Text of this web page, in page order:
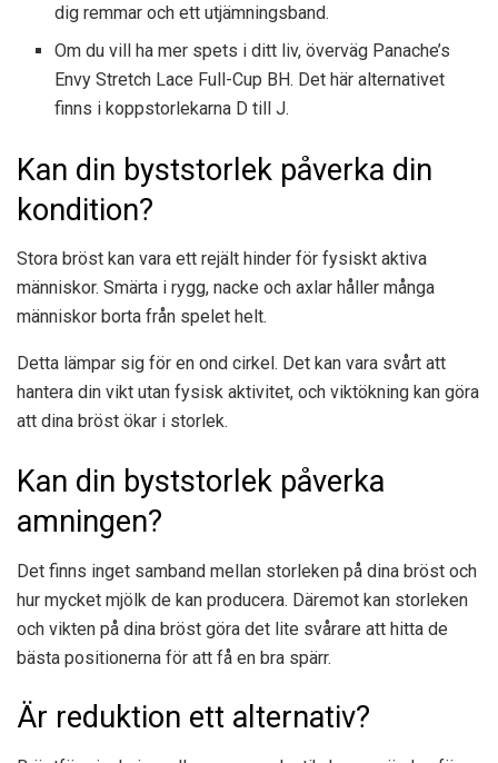
dig remmar och ett utjämningsband.
Om du vill ha mer spets i ditt liv, överväg Panache’s
Envy Stretch Lace Full-Cup BH. Det här alternativet
finns i koppstorlekarna D till J.
Kan din byststorlek påverka din
kondition?
Stora bröst kan vara ett rejält hinder för fysiskt aktiva
människor. Smärta i rygg, nacke och axlar håller många
människor borta från spelet helt.
Detta lämpar sig för en ond cirkel. Det kan vara svårt att
hantera din vikt utan fysisk aktivitet, och viktökning kan göra
att dina bröst ökar i storlek.
Kan din byststorlek påverka
amningen?
Det finns inget samband mellan storleken på dina bröst och
hur mycket mjölk de kan producera. Däremot kan storleken
och vikten på dina bröst göra det lite svårare att hitta de
bästa positionerna för att få en bra spärr.
Är reduktion ett alternativ?